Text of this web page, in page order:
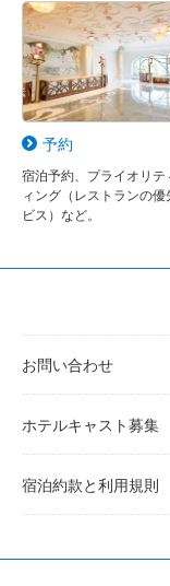
予約
宿泊予約、プライオリテ
ィング（レストランの優
ビス）など。
お問い合わせ
ホテルキャスト募集
宿泊約款と利用規則